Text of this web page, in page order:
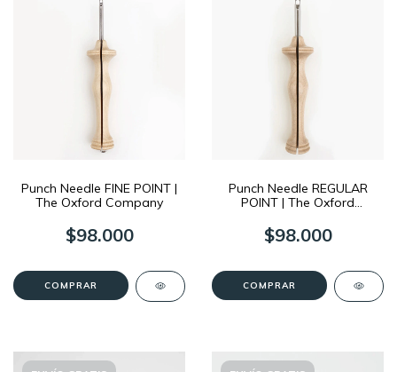
Punch Needle FINE POINT |
The Oxford Company
$98.000
COMPRAR
Punch Needle REGULAR
POINT | The Oxford
$98.000
COMPRAR